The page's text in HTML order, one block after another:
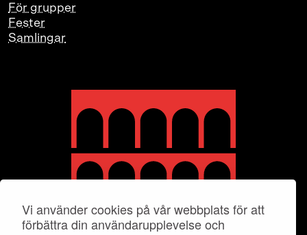
Vi använder cookies på vår webbplats för att
förbättra din användarupplevelse och
För grupper
Fester
Samlingar